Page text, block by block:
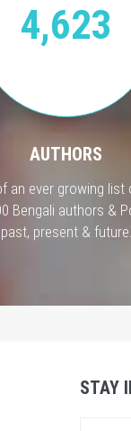
4,623
AUTHORS
an ever growing list
Bengali authors &
past, present & future.
STAY